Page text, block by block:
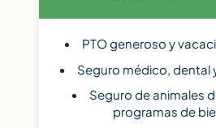
PTO generoso y
Seguro médico,
Seguro de animales
programas de